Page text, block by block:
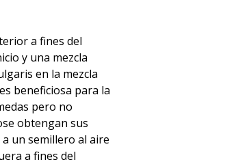
a fines del
y una mezcla
en la mezcla
beneficiosa para la
pero no
obtengan sus
un semillero al aire
a fines del